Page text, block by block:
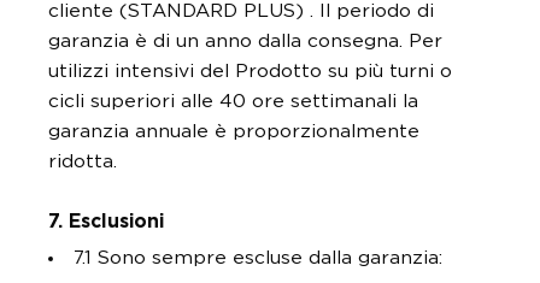
cliente (STANDARD PLUS) . Il periodo di
garanzia è di un anno dalla consegna. Per
utilizzi intensivi del Prodotto su più turni o
cicli superiori alle 40 ore settimanali la
garanzia annuale è proporzionalmente
ridotta.
7. Esclusioni
7.1 Sono sempre escluse dalla garanzia: